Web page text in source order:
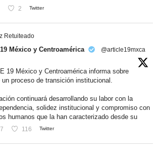
2 Twitter
Retuiteado
México y Centroamérica
@article19mxca
19 México y Centroamérica informa sobre
proceso de transición institucional.
continuará desarrollando su labor con la
solidez institucional y compromiso con
humanos que la han caracterizado desde su
116 Twitter